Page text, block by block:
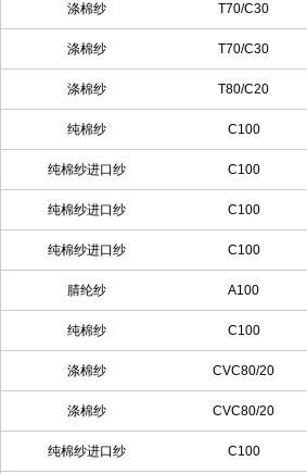
涤棉纱 T70/C30
涤棉纱 T70/C30
涤棉纱 T80/C20
纯棉纱 C100
纯棉纱进口纱 C100
纯棉纱进口纱 C100
纯棉纱进口纱 C100
腈纶纱 A100
纯棉纱 C100
涤棉纱 CVC80/20
涤棉纱 CVC80/20
纯棉纱进口纱 C100